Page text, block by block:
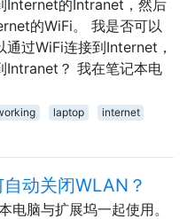
Internet的Intranet，然后
的WiFi。 我是否可以
通过WiFi连接到Internet，
Intranet？ 我在笔记本电
laptop
internet
动关闭WLAN？
电脑与扩展坞一起使用。